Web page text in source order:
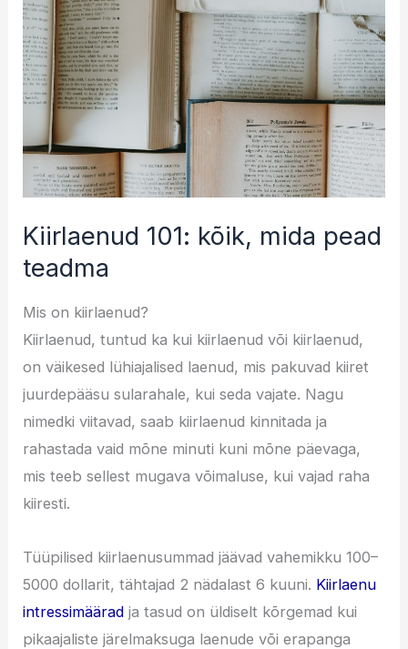
Ja
Nende
Eeliste
Mõistmine
Kiirlaenud 101: kõik, mida pead
teadma
Mis on kiirlaenud?
Kiirlaenud, tuntud ka kui kiirlaenud või kiirlaenud,
on väikesed lühiajalised laenud, mis pakuvad kiiret
juurdepääsu sularahale, kui seda vajate. Nagu
nimedki viitavad, saab kiirlaenud kinnitada ja
rahastada vaid mõne minuti kuni mõne päevaga,
mis teeb sellest mugava võimaluse, kui vajad raha
kiiresti.
Tüüpilised kiirlaenusummad jäävad vahemikku 100–
5000 dollarit, tähtajad 2 nädalast 6 kuuni. Kiirlaenu
intressimäärad ja tasud on üldiselt kõrgemad kui
pikaajaliste järelmaksuga laenude või erapanga